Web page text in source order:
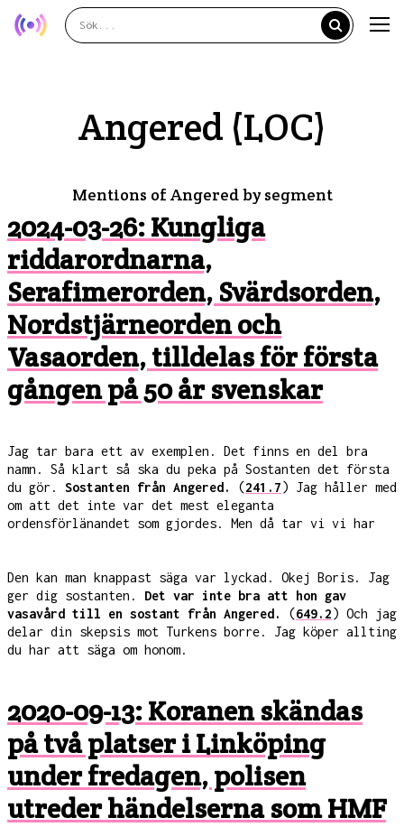
Angered (LOC)
Mentions of Angered by segment
2024-03-26: Kungliga
riddarordnarna,
Serafimerorden, Svärdsorden,
Nordstjärneorden och
Vasaorden, tilldelas för första
gången på 50 år svenskar
Jag tar bara ett av exemplen. Det finns en del bra
namn. Så klart så ska du peka på Sostanten det första
du gör. Sostanten från Angered. (241.7) Jag håller med
om att det inte var det mest eleganta
ordensförlänandet som gjordes. Men då tar vi vi har
Den kan man knappast säga var lyckad. Okej Boris. Jag
ger dig sostanten. Det var inte bra att hon gav
vasavård till en sostant från Angered.
(649.2) Och jag
delar din skepsis mot Turkens borre. Jag köper allting
du har att säga om honom.
2020-09-13: Koranen skändas
på två platser i Linköping
under fredagen, polisen
utreder händelserna som HMF